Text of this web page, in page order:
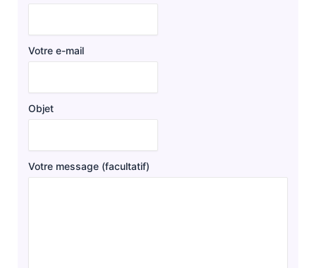
Votre e-mail
Objet
Votre message (facultatif)